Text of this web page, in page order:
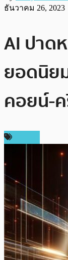
ธันวาคม 26, 2023
AI ปาด
ยอดนิย
คอยน์-ค